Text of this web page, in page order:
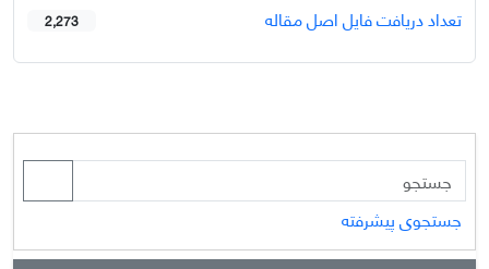
تعداد دریافت فایل اصل مقاله 2,273
جستجوی پیشرفته